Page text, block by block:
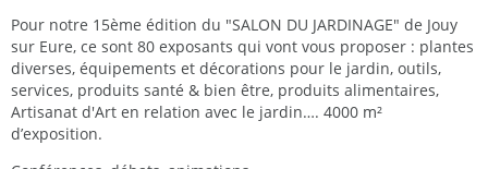
Pour notre 15ème édition du "SALON DU JARDINAGE" de Jouy
sur Eure, ce sont 80 exposants qui vont vous proposer : plantes
diverses, équipements et décorations pour le jardin, outils,
services, produits santé & bien être, produits alimentaires,
Artisanat d'Art en relation avec le jardin…. 4000 m²
d’exposition.